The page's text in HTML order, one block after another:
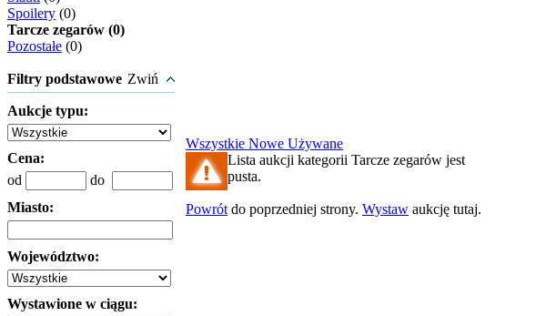
Spoilery (0)
Tarcze zegarów (0)
Pozostałe (0)
Filtry podstawowe Zwiń
Aukcje typu:
Cena:
od
do
Miasto:
Województwo:
Wystawione w ciągu:
Wszystkie Nowe Używane
Lista aukcji kategorii Tarcze zegarów jest
pusta.
Powrót do poprzedniej strony. Wystaw aukcję tutaj.